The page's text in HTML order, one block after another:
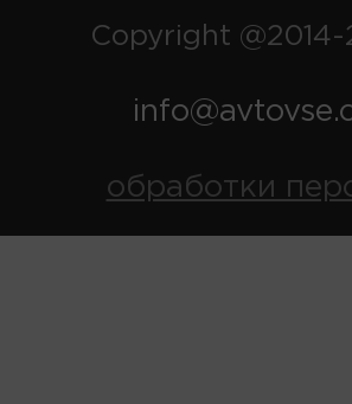
Copyright @2014-
обработки